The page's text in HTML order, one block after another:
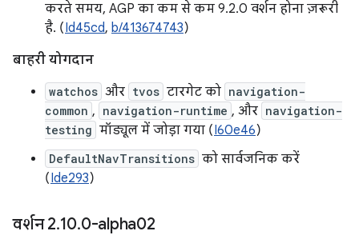
करते समय, AGP का कम से कम 9.2.0 वर्शन होना ज़रूरी
है. (Id45cd, b/413674743)
बाहरी योगदान
watchos और tvos टारगेट को navigation-
common , navigation-runtime , और navigation-
testing मॉड्यूल में जोड़ा गया (I60e46)
DefaultNavTransitions को सार्वजनिक करें
(Ide293)
वर्शन 2.10.0-alpha02